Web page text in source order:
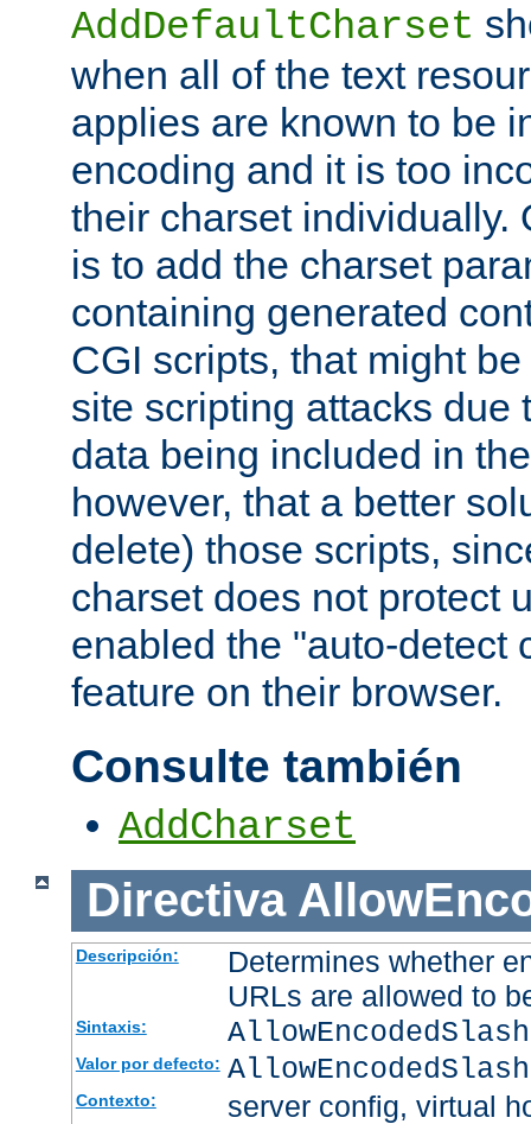
AddDefaultCharset
when all of the text
applies are known to be
encoding and it is too
their charset individually.
is to add the charset
containing generated
CGI scripts, that might
site scripting attacks due
data being included in
however, that a better
delete) those scripts,
charset does not protect
enabled the "auto-detect
feature on their browser.
Consulte también
AddCharset
Directiva
Descripción:
Determines whether
URLs are allowed to
Sintaxis:
Valor por defecto:
Contexto: server config, virtual